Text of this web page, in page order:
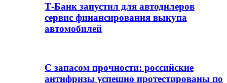
Т-Банк запустил для автодилеров
сервис финансирования выкупа
автомобилей
С запасом прочности: российские
антифризы успешно протестированы по